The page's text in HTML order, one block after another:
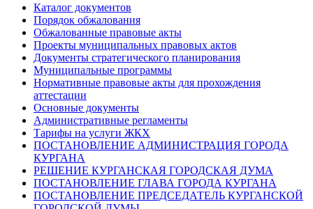
Каталог документов
Порядок обжалования
Обжалованные правовые акты
Проекты муниципальных правовых актов
Документы стратегического планирования
Муниципальные программы
Нормативные правовые акты для прохождения
аттестации
Основные документы
Административные регламенты
Тарифы на услуги ЖКХ
ПОСТАНОВЛЕНИЕ АДМИНИСТРАЦИЯ ГОРОДА
КУРГАНА
РЕШЕНИЕ КУРГАНСКАЯ ГОРОДСКАЯ ДУМА
ПОСТАНОВЛЕНИЕ ГЛАВА ГОРОДА КУРГАНА
ПОСТАНОВЛЕНИЕ ПРЕДСЕДАТЕЛЬ КУРГАНСКОЙ